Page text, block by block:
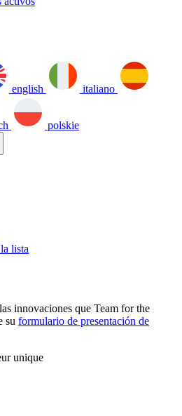
english italiano
polskie
lista
innovaciones que Team for the
su formulario de presentación de
unique